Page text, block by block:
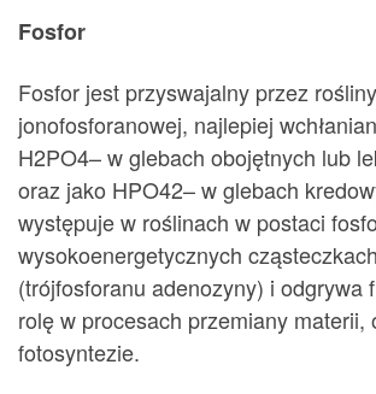
Fosfor
Fosfor jest przyswajalny przez
jonofosforanowej, najlepiej
H2PO4– w glebach obojętnych lub
oraz jako HPO42– w glebach
występuje w roślinach w postaci
wysokoenergetycznych
(trójfosforanu adenozyny) i odgrywa
rolę w procesach przemiany materii,
fotosyntezie.